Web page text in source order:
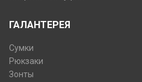
ГАЛАНТЕРЕЯ
Сумки
Рюкзаки
Зонты